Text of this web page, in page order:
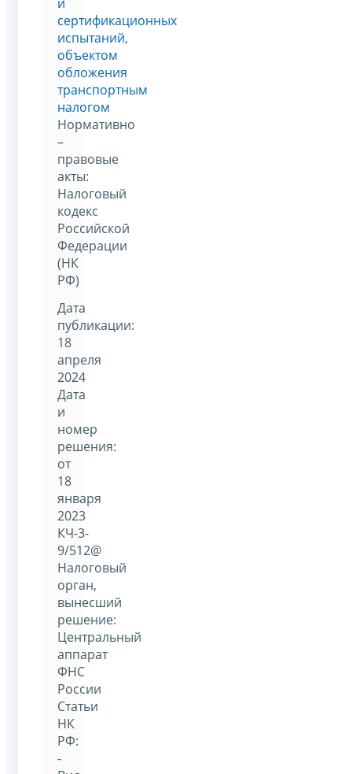
сертификационных
испытаний,
объектом
обложения
транспортным
налогом
Нормативно
–
правовые
акты:
Налоговый
кодекс
Российской
Федерации
(НК
РФ)
Дата
публикации:
18
апреля
2024
Дата
и
номер
решения:
от
18
января
2023
КЧ-3-
9/512@
Налоговый
орган,
вынесший
решение:
Центральный
аппарат
ФНС
России
Статьи
НК
РФ:
-